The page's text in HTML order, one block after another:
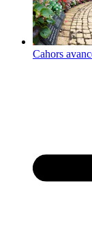
Cahors